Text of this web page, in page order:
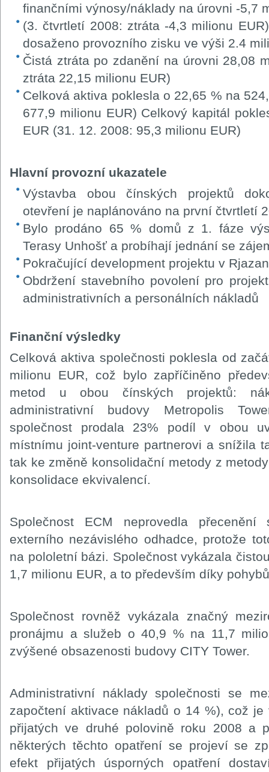
finančními výnosy/náklady na úrovni -5,7
(3. čtvrtletí 2008: ztráta -4,3 milionu
dosaženo provozního zisku ve výši 2.4
Čistá ztráta po zdanění na úrovni 28,08
ztráta 22,15 milionu EUR)
Celková aktiva poklesla o 22,65 % na
677,9 milionu EUR) Celkový kapitál
EUR (31. 12. 2008: 95,3 milionu EUR)
Hlavní provozní ukazatele
Výstavba obou čínských projektů
otevření je naplánováno na první čtvrtletí
Bylo prodáno 65 % domů z 1. fáze
Terasy Unhošť a probíhají jednání se
Pokračující development projektu v
Obdržení stavebního povolení pro
administrativních a personálních nákladů
Finanční výsledky
Celková aktiva společnosti poklesla od
milionu EUR, což bylo zapříčiněno
metod u obou čínských projektů:
administrativní budovy Metropolis
společnost prodala 23% podíl v obou
místnímu joint-venture partnerovi a snížila
tak ke změně konsolidační metody z
konsolidace ekvivalencí.
Společnost ECM neprovedla
externího nezávislého odhadce, protože
na pololetní bázi. Společnost vykázala
1,7 milionu EUR, a to především díky
Společnost rovněž vykázala značný
pronájmu a služeb o 40,9 % na 11,7
zvýšené obsazenosti budovy CITY Tower.
Administrativní náklady společnosti se
započtení aktivace nákladů o 14 %), což
přijatých ve druhé polovině roku 2008 a
některých těchto opatření se projeví se
efekt přijatých úsporných opatření